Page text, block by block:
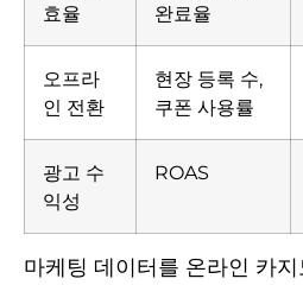
효율
완료율
오프라
인 전환
현장 등록 수,
쿠폰 사용률
광고 수
익성
ROAS
마케팅 데이터를 온라인 카